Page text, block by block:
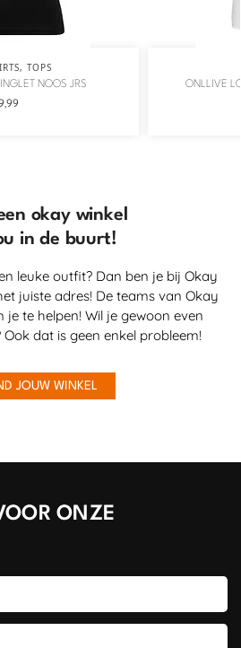
, TOPS
NOOS JRS ONLLIVE
okay winkel
in de buurt!
leuke outfit? Dan ben je bij Okay
juiste adres! De teams van Okay
te helpen! Wil je gewoon even
dat is geen enkel probleem!
JOUW WINKEL
ONZE